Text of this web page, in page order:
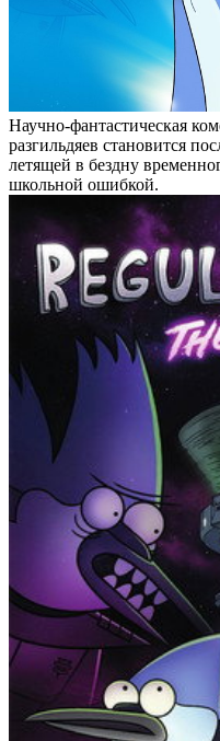
Научно-фантастическая
разгильдяев становится
летящей в бездну
школьной ошибкой.